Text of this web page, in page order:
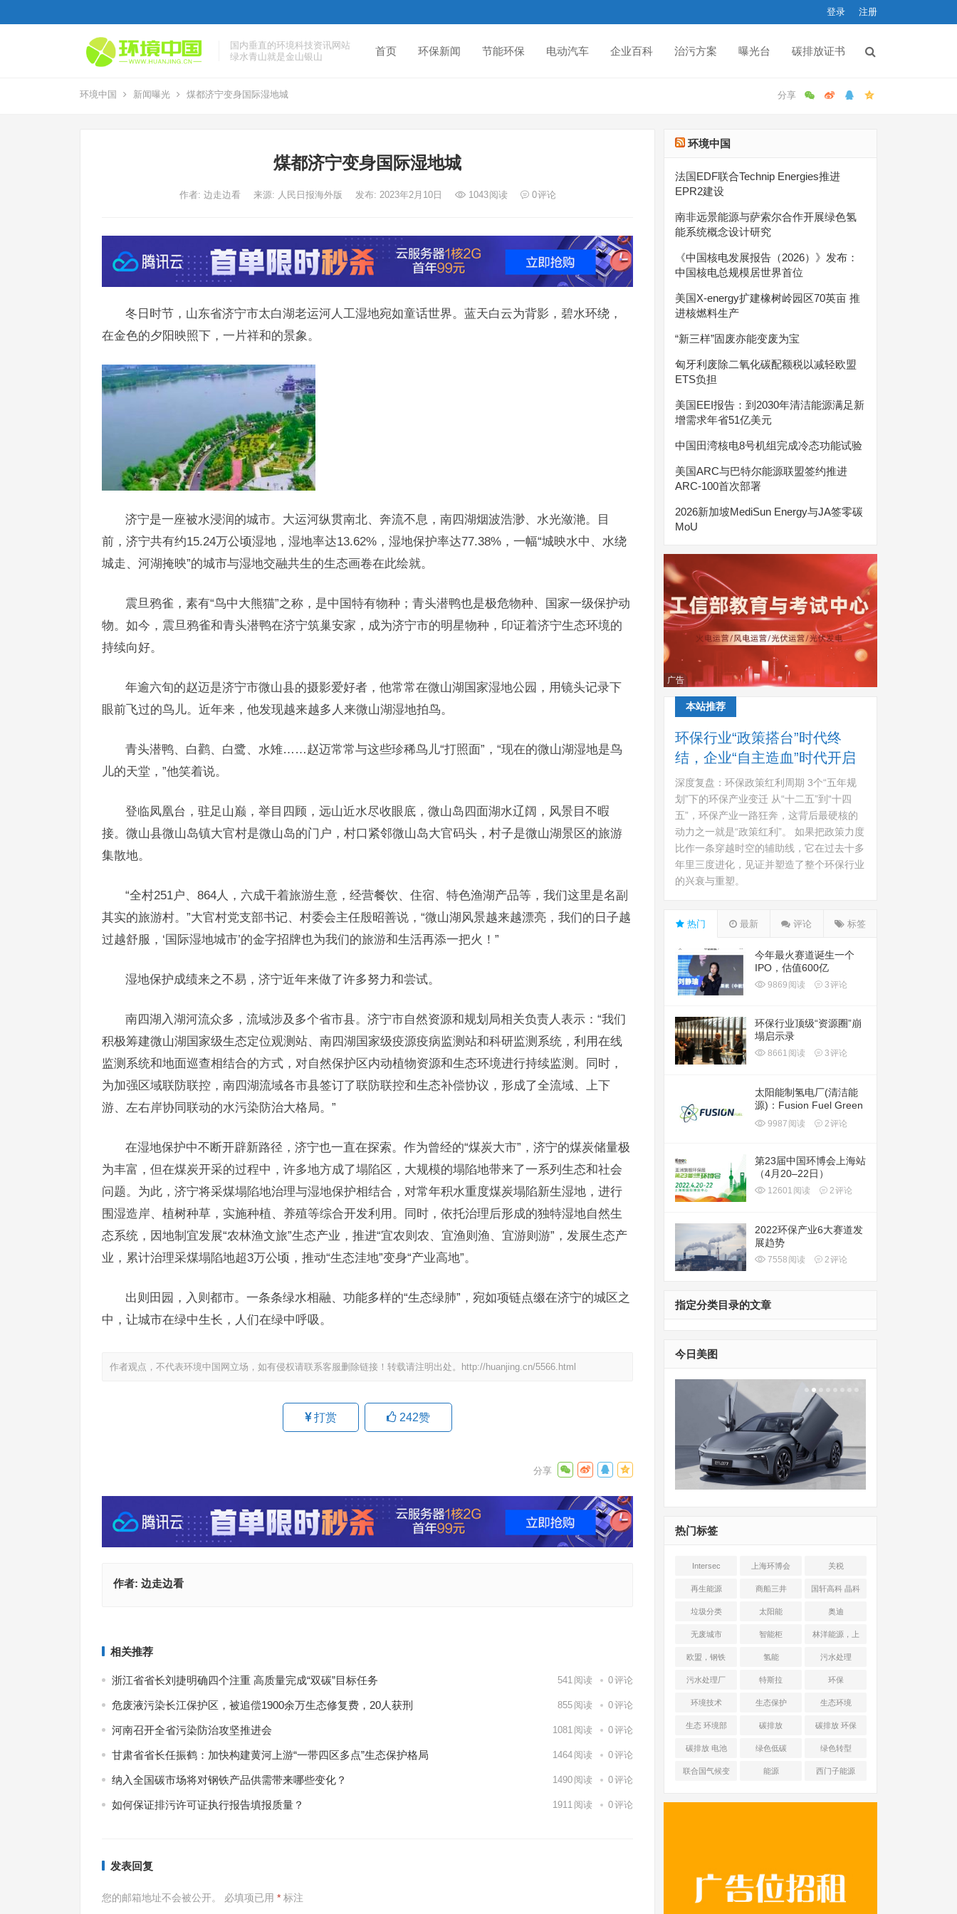
登录 注册
国内垂直的环境科技资讯网站
绿水青山就是金山银山
首页 环保新闻 节能环保 电动汽车 企业百科 治污方案 曝光台 碳排放证书
环境中国 新闻曝光 煤都济宁变身国际湿地城
煤都济宁变身国际湿地城
作者: 边走边看 来源: 人民日报海外版 发布: 2023年2月10日 1043阅读 0评论
冬日时节，山东省济宁市太白湖老运河人工湿地宛如童话世界。蓝天白云为背影，碧水环绕，
在金色的夕阳映照下，一片祥和的景象。
济宁是一座被水浸润的城市。大运河纵贯南北、奔流不息，南四湖烟波浩渺、水光潋滟。目
前，济宁共有约15.24万公顷湿地，湿地率达13.62%，湿地保护率达77.38%，一幅“城映水中、水绕
城走、河湖掩映”的城市与湿地交融共生的生态画卷在此绘就。
震旦鸦雀，素有“鸟中大熊猫”之称，是中国特有物种；青头潜鸭也是极危物种、国家一级保护动
物。如今，震旦鸦雀和青头潜鸭在济宁筑巢安家，成为济宁市的明星物种，印证着济宁生态环境的
持续向好。
年逾六旬的赵迈是济宁市微山县的摄影爱好者，他常常在微山湖国家湿地公园，用镜头记录下
眼前飞过的鸟儿。近年来，他发现越来越多人来微山湖湿地拍鸟。
青头潜鸭、白鹳、白鹭、水雉……赵迈常常与这些珍稀鸟儿“打照面”，“现在的微山湖湿地是鸟
儿的天堂，”他笑着说。
登临凤凰台，驻足山巅，举目四顾，远山近水尽收眼底，微山岛四面湖水辽阔，风景目不暇
接。微山县微山岛镇大官村是微山岛的门户，村口紧邻微山岛大官码头，村子是微山湖景区的旅游
集散地。
“全村251户、864人，六成干着旅游生意，经营餐饮、住宿、特色渔湖产品等，我们这里是名副
其实的旅游村。”大官村党支部书记、村委会主任殷昭善说，“微山湖风景越来越漂亮，我们的日子越
过越舒服，‘国际湿地城市’的金字招牌也为我们的旅游和生活再添一把火！”
湿地保护成绩来之不易，济宁近年来做了许多努力和尝试。
南四湖入湖河流众多，流域涉及多个省市县。济宁市自然资源和规划局相关负责人表示：“我们
积极筹建微山湖国家级生态定位观测站、南四湖国家级疫源疫病监测站和科研监测系统，利用在线
监测系统和地面巡查相结合的方式，对自然保护区内动植物资源和生态环境进行持续监测。同时，
为加强区域联防联控，南四湖流域各市县签订了联防联控和生态补偿协议，形成了全流域、上下
游、左右岸协同联动的水污染防治大格局。”
在湿地保护中不断开辟新路径，济宁也一直在探索。作为曾经的“煤炭大市”，济宁的煤炭储量极
为丰富，但在煤炭开采的过程中，许多地方成了塌陷区，大规模的塌陷地带来了一系列生态和社会
问题。为此，济宁将采煤塌陷地治理与湿地保护相结合，对常年积水重度煤炭塌陷新生湿地，进行
围湿造岸、植树种草，实施种植、养殖等综合开发利用。同时，依托治理后形成的独特湿地自然生
态系统，因地制宜发展“农林渔文旅”生态产业，推进“宜农则农、宜渔则渔、宜游则游”，发展生态产
业，累计治理采煤塌陷地超3万公顷，推动“生态洼地”变身“产业高地”。
出则田园，入则都市。一条条绿水相融、功能多样的“生态绿肺”，宛如项链点缀在济宁的城区之
中，让城市在绿中生长，人们在绿中呼吸。
作者观点，不代表环境中国网立场，如有侵权请联系客服删除链接！转载请注明出处。 http://huanjing.cn/5566.html
打赏 242赞
作者: 边走边看
相关推荐
浙江省省长刘捷明确四个注重 高质量完成“双碳”目标任务 541 阅读 0评论
危废液污染长江保护区，被追偿1900余万生态修复费，20人获刑 855 阅读 0评论
河南召开全省污染防治攻坚推进会 1081 阅读 0评论
甘肃省省长任振鹤：加快构建黄河上游“一带四区多点”生态保护格局 1464 阅读 0评论
纳入全国碳市场将对钢铁产品供需带来哪些变化？ 1490 阅读 0评论
如何保证排污许可证执行报告填报质量？ 1911 阅读 0评论
发表回复
您的邮箱地址不会被公开。 必填项已用 * 标注
环境中国
法国EDF联合Technip Energies推进
EPR2建设
南非远景能源与萨索尔合作开展绿色氢
能系统概念设计研究
《中国核电发展报告（2026）》发布：
中国核电总规模居世界首位
美国X-energy扩建橡树岭园区70英亩 推
进核燃料生产
“新三样”固废亦能变废为宝
匈牙利废除二氧化碳配额税以减轻欧盟
ETS负担
美国EEI报告：到2030年清洁能源满足新
增需求年省51亿美元
中国田湾核电8号机组完成冷态功能试验
美国ARC与巴特尔能源联盟签约推进
ARC-100首次部署
2026新加坡MediSun Energy与JA签零碳
MoU
广告
本站推荐
环保行业“政策搭台”时代终
结，企业“自主造血”时代开启
深度复盘：环保政策红利周期 3个“五年规
划”下的环保产业变迁 从“十二五”到“十四
五”，环保产业一路狂奔，这背后最硬核的
动力之一就是“政策红利”。 如果把政策力度
比作一条穿越时空的辅助线，它在过去十多
年里三度进化，见证并塑造了整个环保行业
的兴衰与重塑。
热门 最新 评论 标签
今年最火赛道诞生一个
IPO，估值600亿
9869 阅读 3评论
环保行业顶级“资源圈”崩
塌启示录
8661 阅读 3评论
太阳能制氢电厂(清洁能
源)：Fusion Fuel Green
plc(HTOO)
9987 阅读 2评论
第23届中国环博会上海站
（4月20–22日）
12601 阅读 2评论
2022环保产业6大赛道发
展趋势
7558 阅读 2评论
指定分类目录的文章
今日美图
热门标签
Intersec
Shanghai
上海环博会 关税
再生能源 商船三井 国轩高科 晶科
能源 光伏+储能
垃圾分类 太阳能 奥迪
无废城市 智能柜 林洋能源，上
海舜华新能源
欧盟，钢铁 氢能 污水处理
污水处理厂 特斯拉 环保
环境技术 生态保护 生态环境
生态 环境部 碳排放 碳排放 环保
碳排放 电池 绿色低碳 绿色转型
联合国气候变 能源 西门子能源